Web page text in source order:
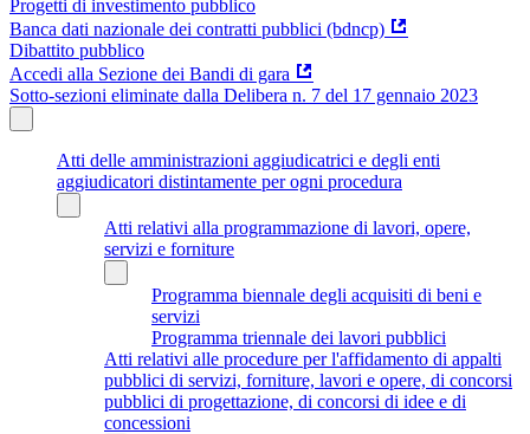
Progetti di investimento pubblico
Banca dati nazionale dei contratti pubblici (bdncp)
Dibattito pubblico
Accedi alla Sezione dei Bandi di gara
Sotto-sezioni eliminate dalla Delibera n. 7 del 17 gennaio 2023
Atti delle amministrazioni aggiudicatrici e degli enti
aggiudicatori distintamente per ogni procedura
Atti relativi alla programmazione di lavori, opere,
servizi e forniture
Programma biennale degli acquisiti di beni e
servizi
Programma triennale dei lavori pubblici
Atti relativi alle procedure per l'affidamento di appalti
pubblici di servizi, forniture, lavori e opere, di concorsi
pubblici di progettazione, di concorsi di idee e di
concessioni